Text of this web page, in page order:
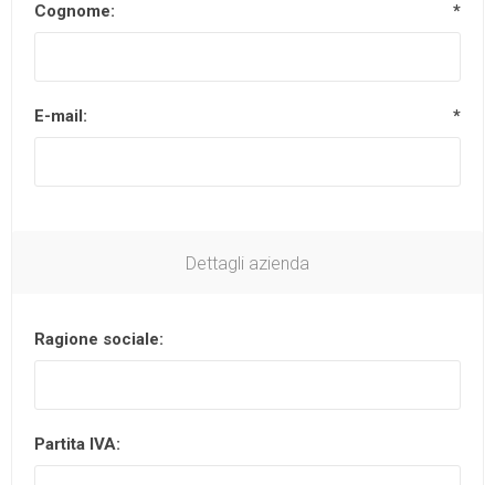
Cognome: *
E-mail: *
Dettagli azienda
Ragione sociale:
Partita IVA: